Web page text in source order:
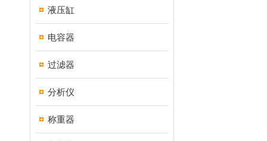
液压缸
电容器
过滤器
分析仪
称重器